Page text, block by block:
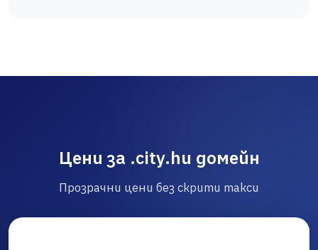
Цени за .city.hu домейн
Прозрачни цени без скрити такси